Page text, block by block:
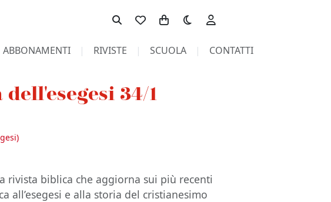
Toggle theme
ABBONAMENTI RIVISTE SCUOLA CONTATTI
34/1
rivista biblica che aggiorna sui più recenti
all’esegesi e alla storia del cristianesimo